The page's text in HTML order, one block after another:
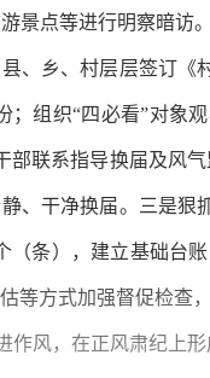
景点等进行明察暗访
、乡、村层层签订《
；组织“四必看”对象
部联系指导换届及风
、干净换届。三是狠
（条），建立基础台
等方式加强督促检查
作风，在正风肃纪上